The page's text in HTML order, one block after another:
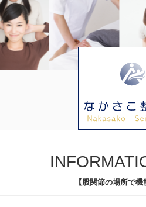
【股関節の場所で機